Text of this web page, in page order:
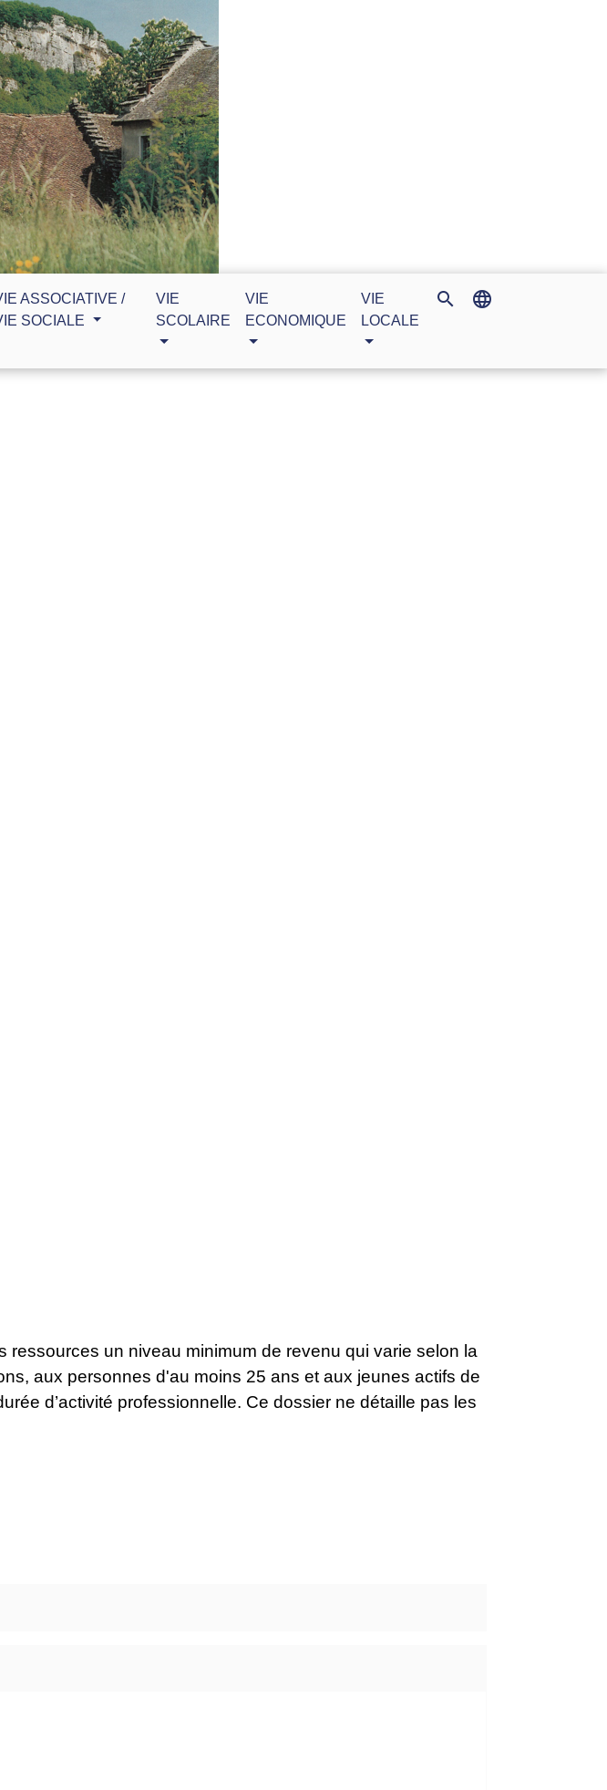
ASSOCIATIVE /
SOCIALE
VIE
SCOLAIRE
VIE
ECONOMIQUE
VIE
LOCALE
search language
un niveau minimum de revenu qui varie selon la
aux personnes d'au moins 25 ans et aux jeunes actifs de
d’activité professionnelle. Ce dossier ne détaille pas les